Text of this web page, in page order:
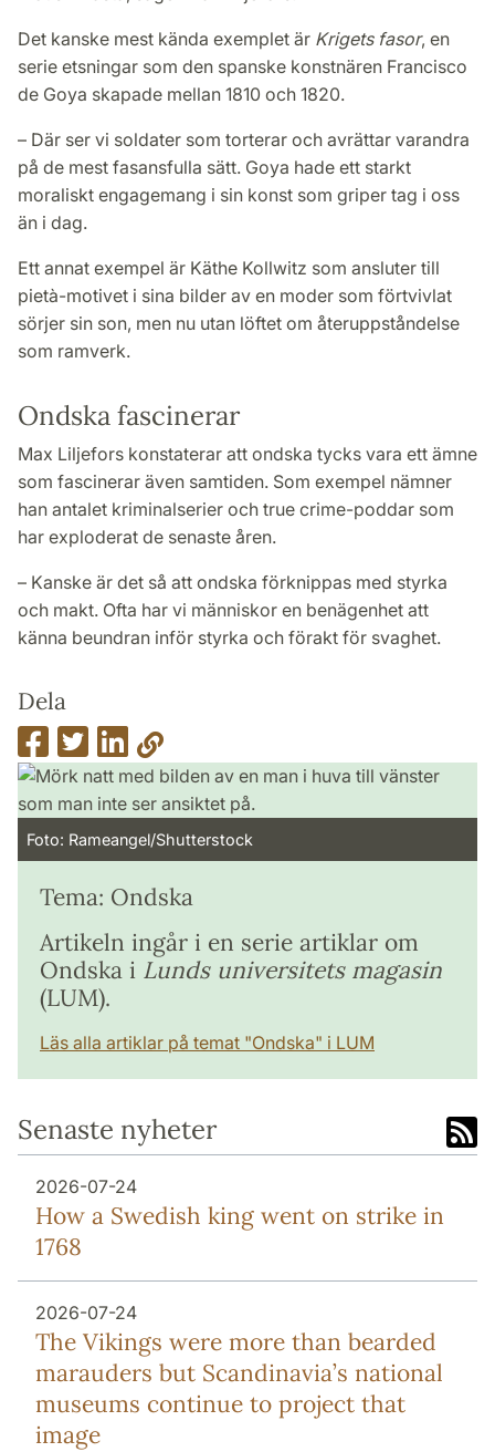
Det kanske mest kända exemplet är Krigets fasor, en
serie etsningar som den spanske konstnären Francisco
de Goya skapade mellan 1810 och 1820.
– Där ser vi soldater som torterar och avrättar varandra
på de mest fasansfulla sätt. Goya hade ett starkt
moraliskt engagemang i sin konst som griper tag i oss
än i dag.
Ett annat exempel är Käthe Kollwitz som ansluter till
pietà-motivet i sina bilder av en moder som förtvivlat
sörjer sin son, men nu utan löftet om återuppståndelse
som ramverk.
Ondska fascinerar
Max Liljefors konstaterar att ondska tycks vara ett ämne
som fascinerar även samtiden. Som exempel nämner
han antalet kriminalserier och true crime-poddar som
har exploderat de senaste åren.
– Kanske är det så att ondska förknippas med styrka
och makt. Ofta har vi människor en benägenhet att
känna beundran inför styrka och förakt för svaghet.
Dela
Foto: Rameangel/Shutterstock
Tema: Ondska
Artikeln ingår i en serie artiklar om
Ondska i Lunds universitets magasin
(LUM).
Läs alla artiklar på temat "Ondska" i LUM
Senaste nyheter
2026-07-24
How a Swedish king went on strike in
1768
2026-07-24
The Vikings were more than bearded
marauders but Scandinavia’s national
museums continue to project that
image